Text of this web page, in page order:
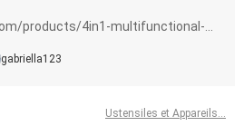
products/4in1-multifunctional-...
gabriella123
Ustensiles et Appareils...